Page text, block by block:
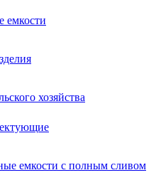
емкости
хозяйства
емкости с полным сливом